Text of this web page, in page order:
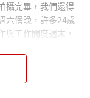
攝完畢，我們還得
六傍晚，許多24歲
與工作間度週末，